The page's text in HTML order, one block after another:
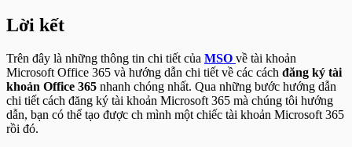
Lời kết
Trên đây là những thông tin chi tiết của MSO về tài khoản
Microsoft Office 365 và hướng dẫn chi tiết về các cách đăng ký tài
khoản Office 365 nhanh chóng nhất. Qua những bước hướng dẫn
chi tiết cách đăng ký tài khoản Microsoft 365 mà chúng tôi hướng
dẫn, bạn có thể tạo được ch mình một chiếc tài khoản Microsoft 365
rồi đó.